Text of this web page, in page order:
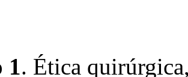
1. Ética